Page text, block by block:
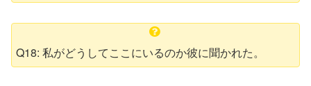
Q18: 私がどうしてここにいるのか彼に聞かれた。